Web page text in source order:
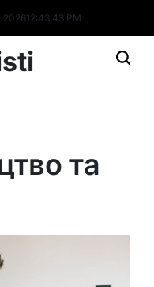
202612:43:43 PM
та